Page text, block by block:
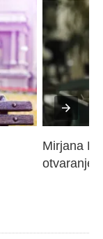
Mirjana
otvaranje